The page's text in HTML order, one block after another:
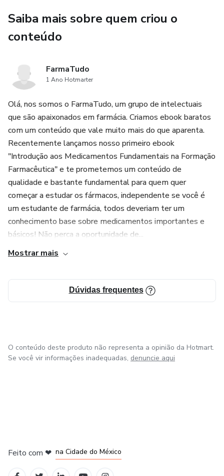
Saiba mais sobre quem criou o
conteúdo
FarmaTudo
1 Ano Hotmarter
Olá, nos somos o FarmaTudo, um grupo de intelectuais
que são apaixonados em farmácia. Criamos ebook baratos
com um conteúdo que vale muito mais do que aparenta.
Recentemente lançamos nosso primeiro ebook
"Introdução aos Medicamentos Fundamentais na Formação
Farmacêutica" e te prometemos um conteúdo de
qualidade e bastante fundamental para quem quer
começar a estudar os fármacos, independente se você é
um estudante de farmácia, todos deveriam ter um
conhecimento base sobre medicamentos importantes e
básicos! Não perca a oportunidade de...
Mostrar mais
Dúvidas frequentes
O conteúdo deste produto não representa a opinião da Hotmart.
Se você vir informações inadequadas, denuncie aqui
Feito com ❤ na Cidade do México